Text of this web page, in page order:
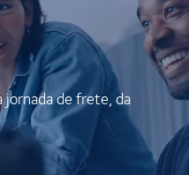
jornada de frete, da